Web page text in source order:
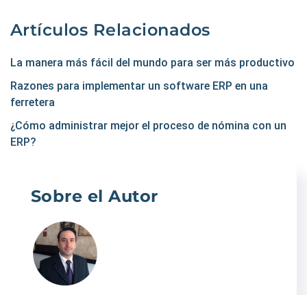
Artículos Relacionados
La manera más fácil del mundo para ser más productivo
Razones para implementar un software ERP en una
ferretera
¿Cómo administrar mejor el proceso de nómina con un
ERP?
Sobre el Autor